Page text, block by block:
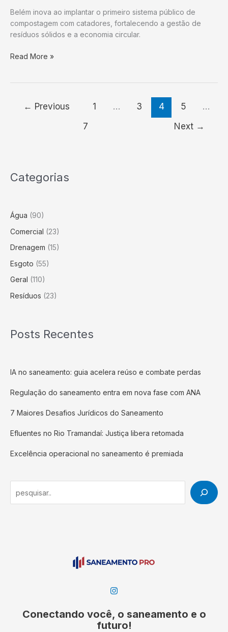
Belém inova ao implantar o primeiro sistema público de
compostagem com catadores, fortalecendo a gestão de
resíduos sólidos e a economia circular.
Belém
resíduos
compostagem
Read More »
← Previous 1 … 3 4 5
…
7
Next →
Categorias
Água (90)
Comercial (23)
Drenagem (15)
Esgoto (55)
Geral (110)
Resíduos (23)
Posts Recentes
IA no saneamento: guia acelera reúso e combate perdas
Regulação do saneamento entra em nova fase com ANA
7 Maiores Desafios Jurídicos do Saneamento
Efluentes no Rio Tramandaí: Justiça libera retomada
Excelência operacional no saneamento é premiada
e
Conectando você, o saneamento e o
futuro!